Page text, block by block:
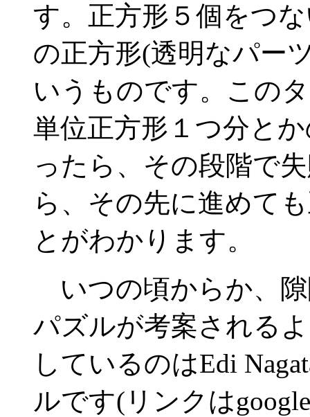
す。正方形５個をつ
の正方形(透明なパー
いうものです。この
単位正方形１つ分と
ったら、その段階で
ら、その先に進めて
とがわかります。
いつの頃からか、
パズルが考案される
しているのはEdi
ルです(リンクは